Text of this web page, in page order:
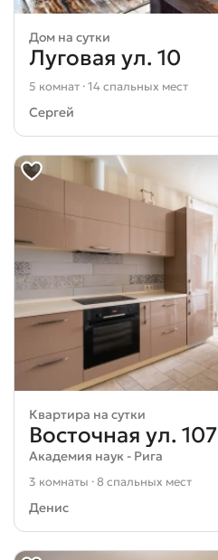
Дом на сутки
Луговая ул. 10
5 комнат · 14 спальных мест
Сергей
Квартира на сутки
Восточная ул. 107
Академия наук - Рига
3 комнаты · 8 спальных мест
Денис